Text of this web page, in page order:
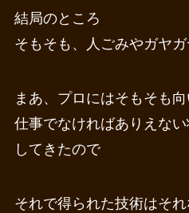
結局のところ
そもそも、人ごみやガヤ
まあ、プロにはそもそも
仕事でなければありえな
してきたので
それで得られた技術はそ